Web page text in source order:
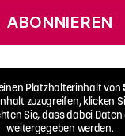
ABONNIEREN
Platzhalterinhalt von
zuzugreifen, klicken
Sie, dass dabei
weitergegeben werden.